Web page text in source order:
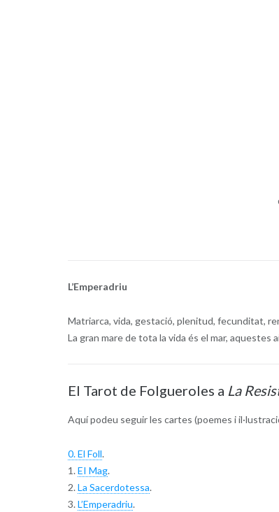
L’Emperadriu
Matriarca, vida, gestació, plenitud, fecunditat,
La gran mare de tota la vida és el mar,
El Tarot de Folgueroles a La
Aquí podeu seguir les cartes (poemes i
0. El Foll.
1. EI Mag.
2. La Sacerdotessa.
3. L’Emperadriu.